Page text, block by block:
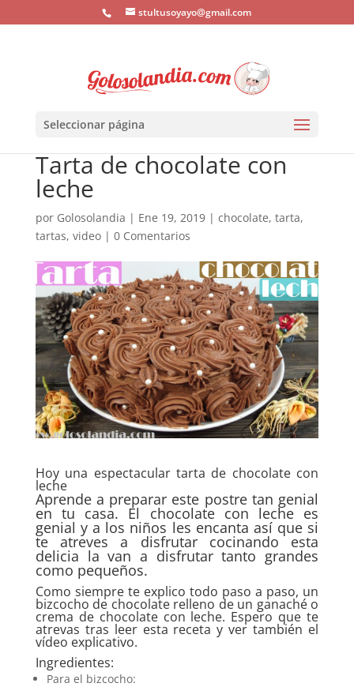
stultusoyayo@gmail.com
Seleccionar página
Tarta de chocolate con
leche
por Golosolandia | Ene 19, 2019| chocolate, tarta,
tartas, video| 0 Comentarios
Hoy una espectacular tarta de chocolate con
leche
Aprende a preparar este postre tan genial
en tu casa. El chocolate con leche es
genial y a los niños les encanta así que si
te atreves a disfrutar cocinando esta
delicia la van a disfrutar tanto grandes
como pequeños.
Como siempre te explico todo paso a paso, un
bizcocho de chocolate relleno de un ganaché o
crema de chocolate con leche. Espero que te
atrevas tras leer esta receta y ver también el
vídeo explicativo.
Ingredientes:
Para el bizcocho: